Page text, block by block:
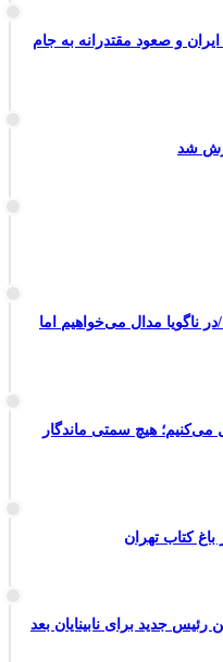
و صعود مقتدرانه به جام
شد
ناگویا مدال می‌خواهیم اما
می‌کنیم؛ هیچ سمتی ماندگار
کتاب تهران
جدید برای نابینایان بعد